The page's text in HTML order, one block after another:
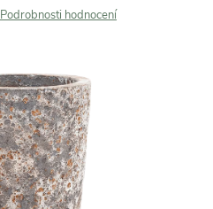
Podrobnosti hodnocení